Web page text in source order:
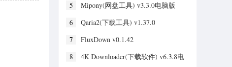
5
Mipony(网盘工具) v3.3.0电脑版
6
Qaria2(下载工具) v1.37.0
7
FluxDown v0.1.42
8
4K Downloader(下载软件) v6.3.8电